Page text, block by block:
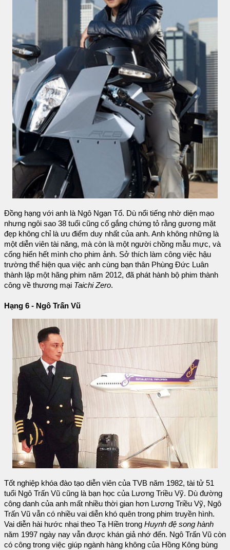
Đồng hạng với anh là Ngô Ngạn Tổ. Dù nổi tiếng nhờ diện mạo
nhưng ngôi sao 38 tuổi cũng cố gắng chứng tỏ rằng gương mặt
đẹp không chỉ là ưu điểm duy nhất của anh. Anh không những là
một diễn viên tài năng, mà còn là một người chồng mẫu mực, và
cống hiến hết mình cho phim ảnh. Sở thích làm công việc hậu
trường thể hiện qua việc anh cùng bạn thân Phùng Đức Luân
thành lập một hãng phim năm 2012, đã phát hành bộ phim thành
công về thương mại Taichi Zero.
Hạng 6 - Ngô Trấn Vũ
Tốt nghiệp khóa đào tạo diễn viên của TVB năm 1982, tài tử 51
tuổi Ngô Trấn Vũ cũng là bạn học của Lương Triều Vỹ. Dù đường
công danh của anh mất nhiều thời gian hơn Lương Triều Vỹ, Ngô
Trấn Vũ vẫn có nhiều vai diễn khó quên trong phim truyền hình.
Vai diễn hài hước nhại theo Tạ Hiền trong Huynh đệ song hành
năm 1997 ngày nay vẫn được khán giả nhớ đến. Ngô Trấn Vũ còn
có công trong việc giúp ngành hàng không của Hồng Kông bùng